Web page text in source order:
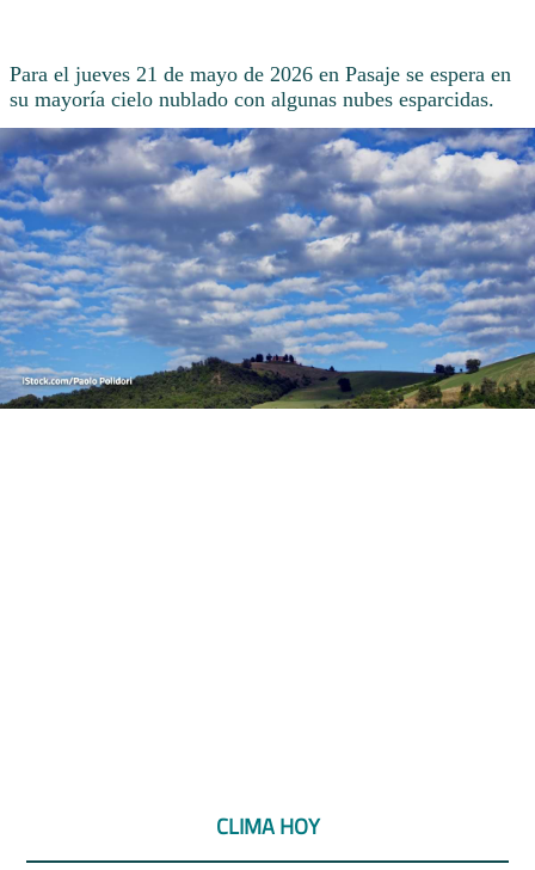
Para el jueves 21 de mayo de 2026 en Pasaje se espera en
su mayoría cielo nublado con algunas nubes esparcidas.
CLIMA HOY